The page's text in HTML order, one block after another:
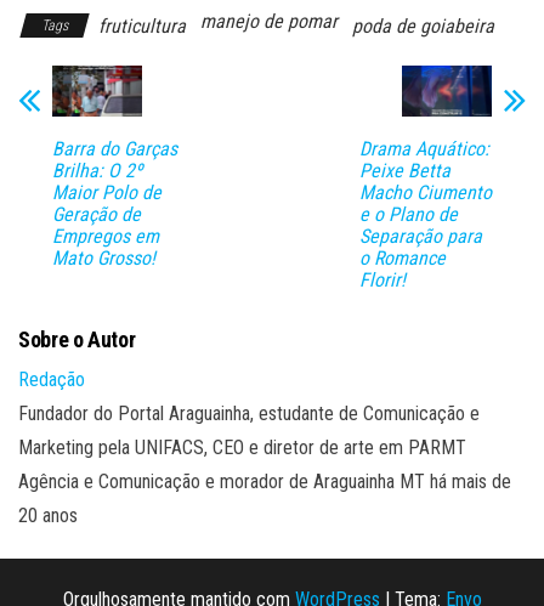
Tags fruticultura manejo de pomar poda de goiabeira
Barra do Garças
Brilha: O 2º
Maior Polo de
Geração de
Empregos em
Mato Grosso!
Drama Aquático:
Peixe Betta
Macho Ciumento
e o Plano de
Separação para
o Romance
Florir!
Sobre o Autor
Redação
Fundador do Portal Araguainha, estudante de Comunicação e
Marketing pela UNIFACS, CEO e diretor de arte em PARMT
Agência e Comunicação e morador de Araguainha MT há mais de
20 anos
Orgulhosamente mantido com WordPress | Tema: Envo